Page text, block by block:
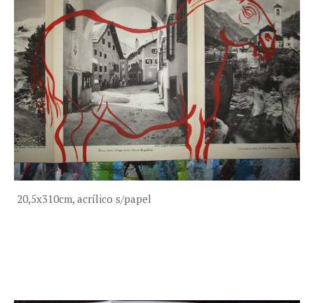
20,5x310cm, acrílico s/papel